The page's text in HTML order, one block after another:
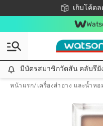
เก็บโค้ด
ชอปออนไลน์ค
📦ส่ง
สมาชิก
มีบัตรสมาชิกวัตสัน คลับรึยั
หน้าแรก/ เครื่องสำอาง และน้ำหอ